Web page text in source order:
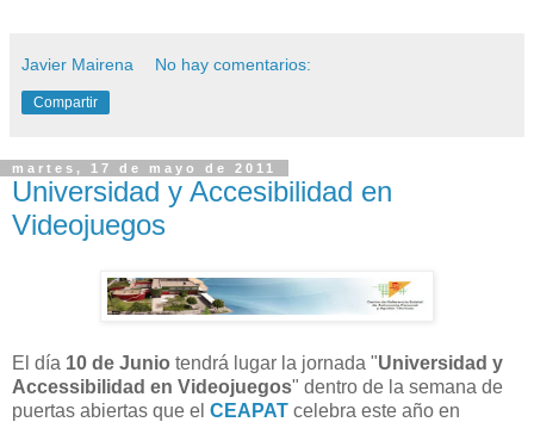
Javier Mairena No hay comentarios:
Compartir
martes, 17 de mayo de 2011
Universidad y Accesibilidad en
Videojuegos
El día 10 de Junio tendrá lugar la jornada "Universidad y
Accessibilidad en Videojuegos" dentro de la semana de
puertas abiertas que el CEAPAT celebra este año en